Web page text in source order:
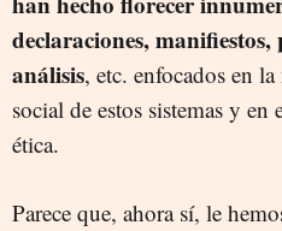
declaraciones,
análisis, etc. enfocados en
social de estos sistemas y
ética.
Parece que, ahora sí, le